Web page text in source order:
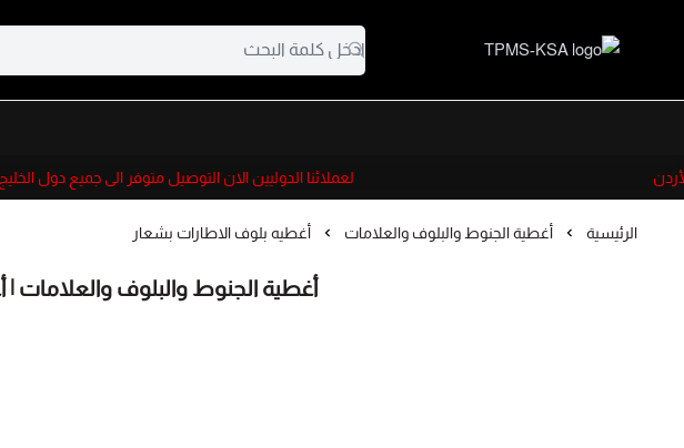
TPMS-KSA
لعملائنا الدوليين الان التوصيل متوفر الى جميع دول
الرئيسية أغطية الجنوط والبلوف والعلامات أغطيه بلوف الاطارات بشعار
أغطية الجنوط والبلوف والعلامات